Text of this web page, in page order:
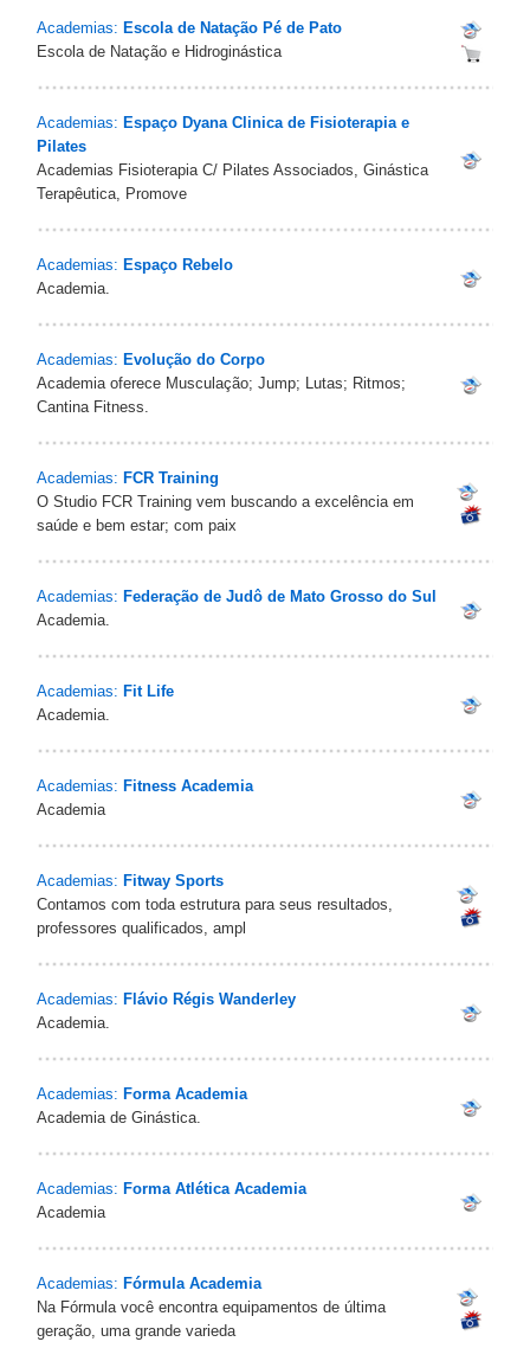
Academias: Escola de Natação Pé de Pato
Escola de Natação e Hidroginástica
Academias: Espaço Dyana Clinica de Fisioterapia e
Pilates
Academias Fisioterapia C/ Pilates Associados, Ginástica
Terapêutica, Promove
Academias: Espaço Rebelo
Academia.
Academias: Evolução do Corpo
Academia oferece Musculação; Jump; Lutas; Ritmos;
Cantina Fitness.
Academias: FCR Training
O Studio FCR Training vem buscando a excelência em
saúde e bem estar; com paix
Academias: Federação de Judô de Mato Grosso do Sul
Academia.
Academias: Fit Life
Academia.
Academias: Fitness Academia
Academia
Academias: Fitway Sports
Contamos com toda estrutura para seus resultados,
professores qualificados, ampl
Academias: Flávio Régis Wanderley
Academia.
Academias: Forma Academia
Academia de Ginástica.
Academias: Forma Atlética Academia
Academia
Academias: Fórmula Academia
Na Fórmula você encontra equipamentos de última
geração, uma grande varieda